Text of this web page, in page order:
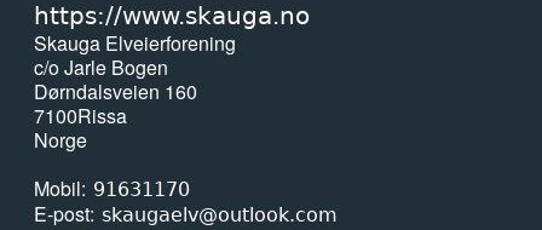
https://www.skauga.no
Skauga Elveierforening
c/o Jarle Bogen
Dørndalsveien 160
7100Rissa
Norge
Mobil
91631170
E-post skaugaelv@outlook.com